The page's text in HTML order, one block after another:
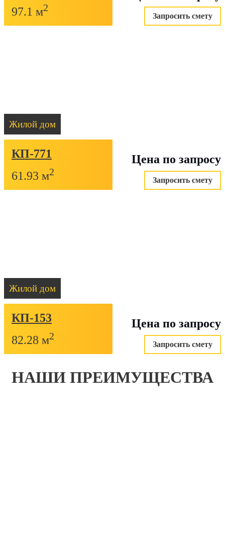
97.1 м2
Запросить смету
Жилой дом
КП-771
61.93 м2
Цена по запросу
Запросить смету
Жилой дом
КП-153
82.28 м2
Цена по запросу
Запросить смету
НАШИ ПРЕИМУЩЕСТВА